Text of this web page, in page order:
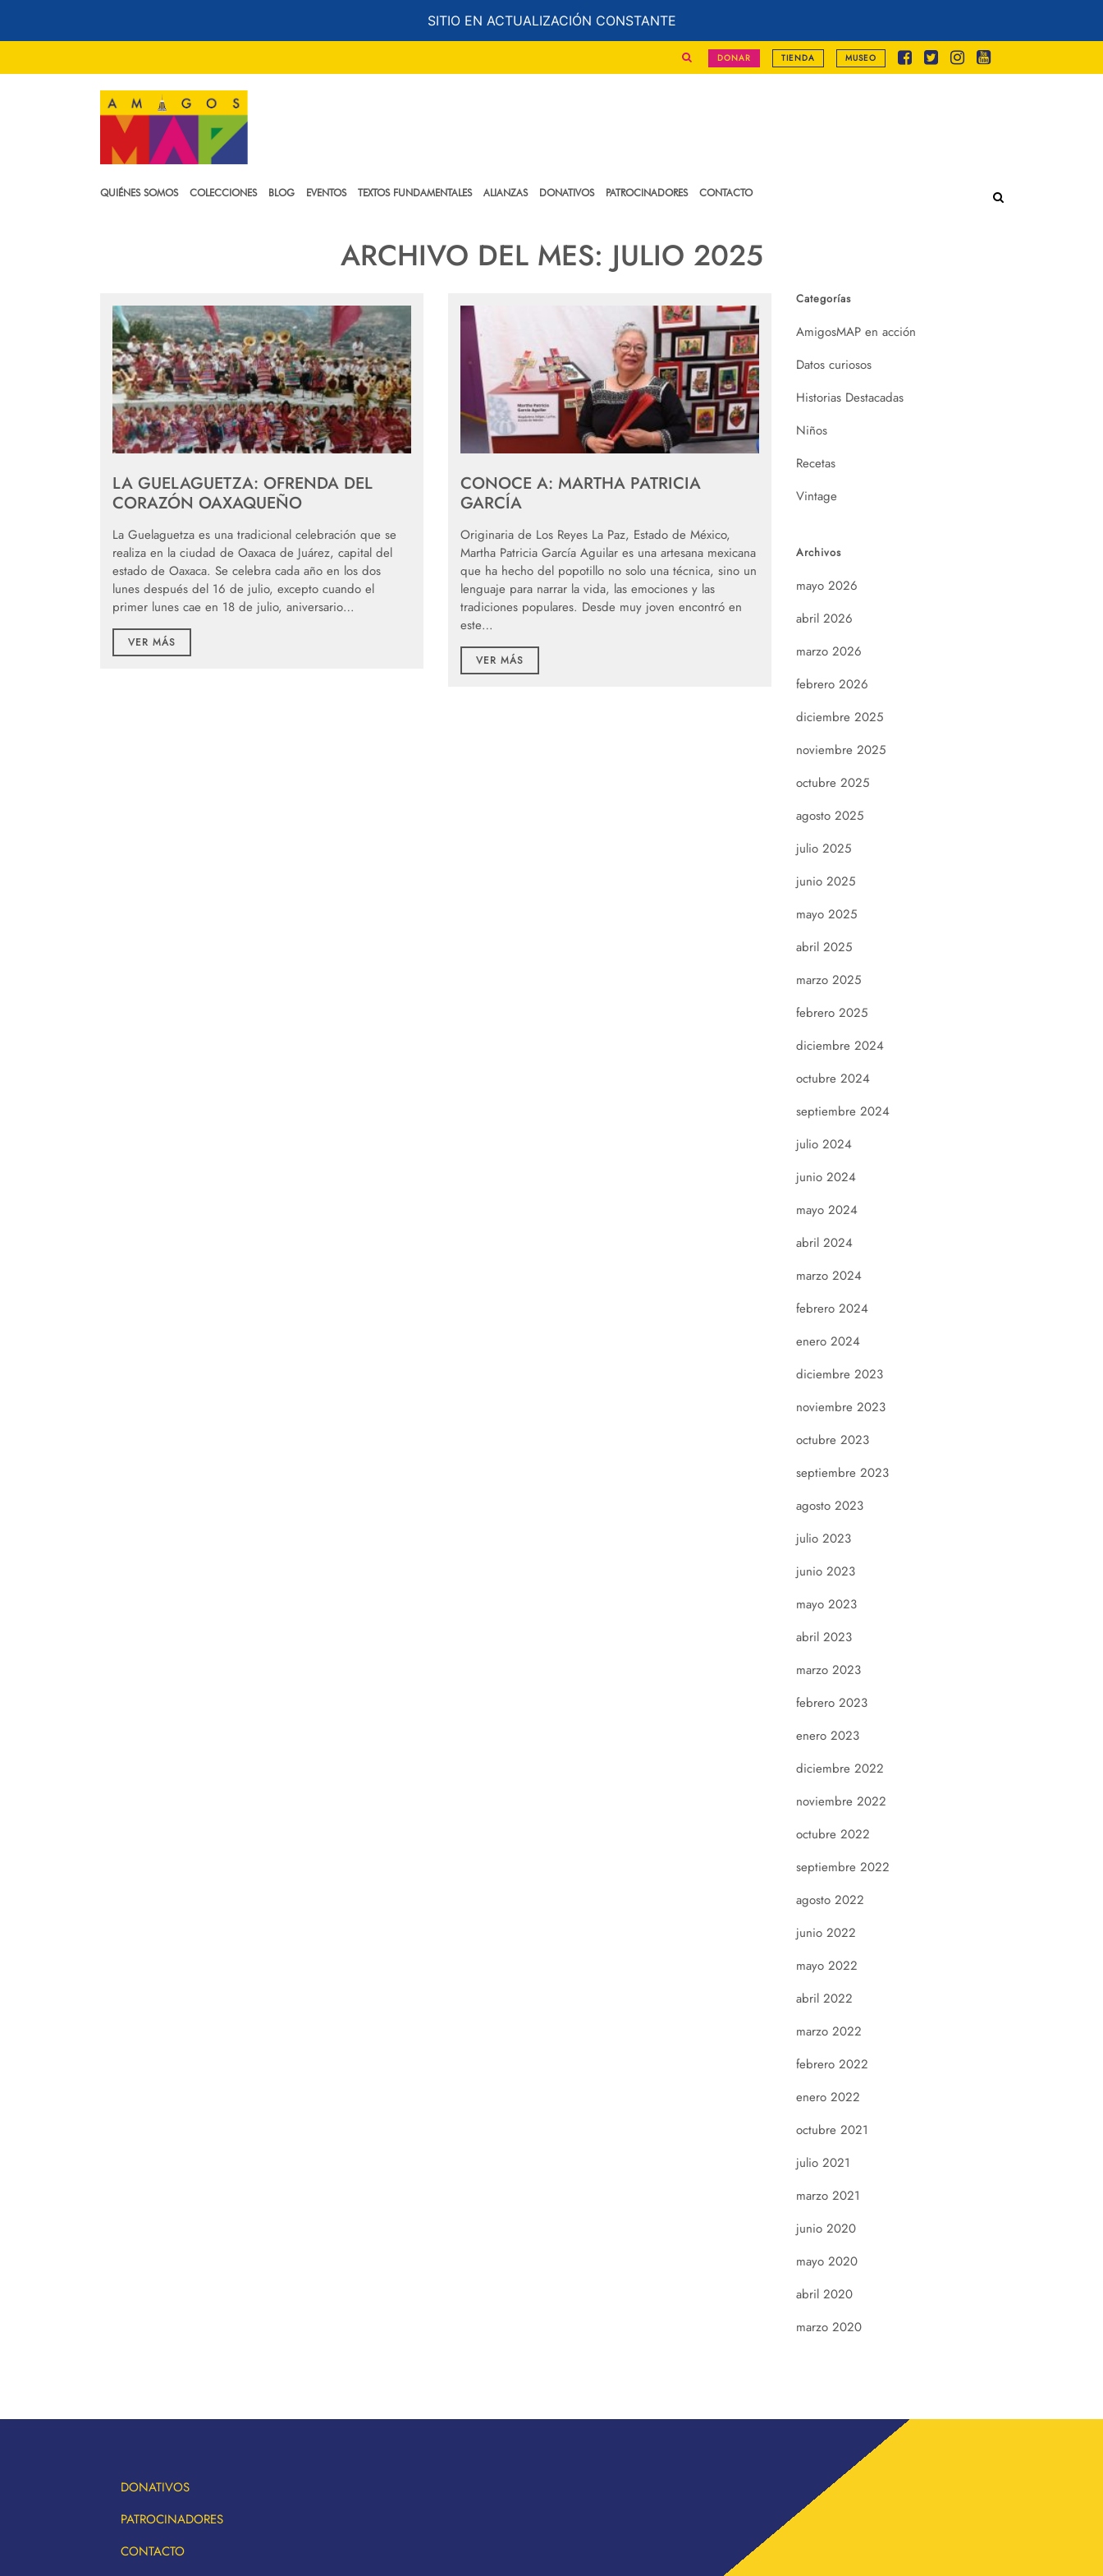
SITIO EN ACTUALIZACIÓN CONSTANTE
DONAR TIENDA MUSEO
QUIÉNES SOMOS COLECCIONES BLOG EVENTOS TEXTOS FUNDAMENTALES ALIANZAS DONATIVOS PATROCINADORES CONTACTO
ARCHIVO DEL MES: JULIO 2025
LA GUELAGUETZA: OFRENDA DEL
CORAZÓN OAXAQUEÑO
La Guelaguetza es una tradicional celebración que se
realiza en la ciudad de Oaxaca de Juárez, capital del
estado de Oaxaca. Se celebra cada año en los dos
lunes después del 16 de julio, excepto cuando el
primer lunes cae en 18 de julio, aniversario…
VER MÁS
CONOCE A: MARTHA PATRICIA
GARCÍA
Originaria de Los Reyes La Paz, Estado de México,
Martha Patricia García Aguilar es una artesana mexicana
que ha hecho del popotillo no solo una técnica, sino un
lenguaje para narrar la vida, las emociones y las
tradiciones populares. Desde muy joven encontró en
este…
VER MÁS
Categorías
AmigosMAP en acción
Datos curiosos
Historias Destacadas
Niños
Recetas
Vintage
Archivos
mayo 2026
abril 2026
marzo 2026
febrero 2026
diciembre 2025
noviembre 2025
octubre 2025
agosto 2025
julio 2025
junio 2025
mayo 2025
abril 2025
marzo 2025
febrero 2025
diciembre 2024
octubre 2024
septiembre 2024
julio 2024
junio 2024
mayo 2024
abril 2024
marzo 2024
febrero 2024
enero 2024
diciembre 2023
noviembre 2023
octubre 2023
septiembre 2023
agosto 2023
julio 2023
junio 2023
mayo 2023
abril 2023
marzo 2023
febrero 2023
enero 2023
diciembre 2022
noviembre 2022
octubre 2022
septiembre 2022
agosto 2022
junio 2022
mayo 2022
abril 2022
marzo 2022
febrero 2022
enero 2022
octubre 2021
julio 2021
marzo 2021
junio 2020
mayo 2020
abril 2020
marzo 2020
DONATIVOS
PATROCINADORES
CONTACTO